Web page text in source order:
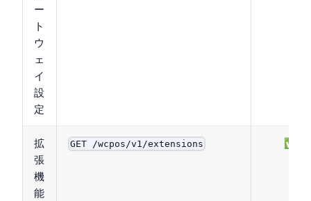
ー
ト
ウ
ェ
イ
設
定
拡
張
機
能
GET /wcpos/v1/extensions ✅